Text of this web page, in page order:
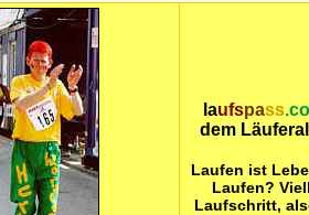
laufspass.co
dem
Laufen ist
Laufen?
Laufschritt,